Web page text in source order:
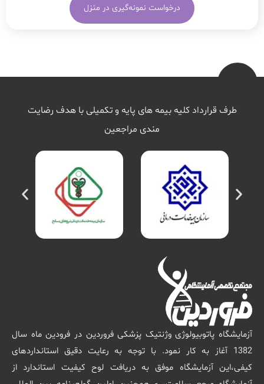
درخواست نمونه‌گیری در منزل
طرف قرارداد کلیه بیمه های پایه و تکمیلی با هدف رضایت
مندی مراجعین
آزمایشگاه پاتوبیولوژی وژنتیک پزشکی فروردین در فرودین ماه سال
1382 آغاز به کار نمود. با توجه به رعایت دقیق استانداردهای
کیفی،این آزمایشگاه موفق به دریافت لوح کیفیت استاندارد از